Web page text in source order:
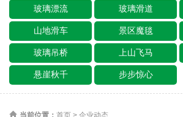
玻璃漂流 玻璃滑道
山地滑车 景区魔毯
玻璃吊桥 上山飞马
悬崖秋千 步步惊心
当前位置： 首页 > 企业动态